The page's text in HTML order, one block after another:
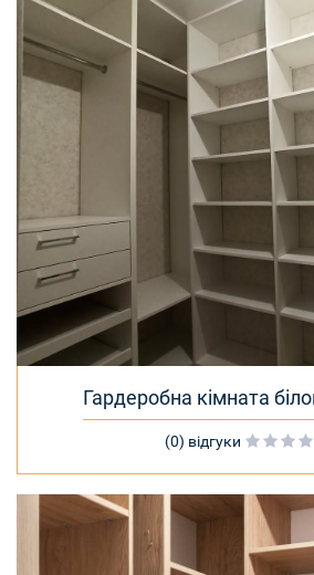
Гардеробна кімната
(0) відгуки